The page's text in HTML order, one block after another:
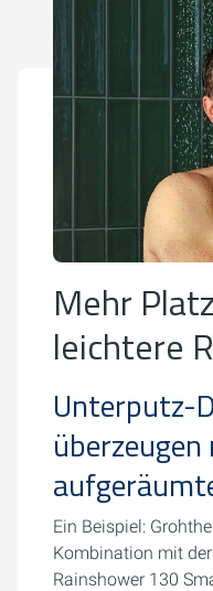
Mehr
leichtere
Unterputz-
Ein Beispiel:
Kombination mit
Rainshower 130